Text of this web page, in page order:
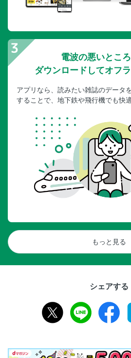
電波の悪いところ
ダウンロードしてオフ
アプリなら、読みたい雑誌のデータ
することで、地下鉄や飛行機でも快
もっと見る
シェアする